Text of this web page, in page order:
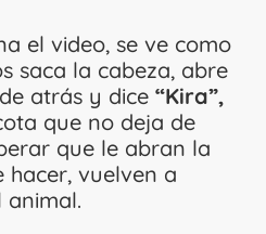
el video, se ve como
saca la cabeza, abre
atrás y dice“Kira”,
que no deja de
que le abran la
hacer, vuelven a
animal.